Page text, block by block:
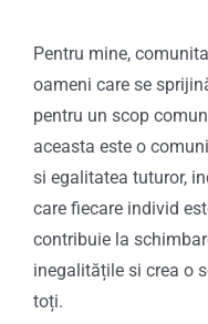
Pentru mine,
oameni care se
pentru un scop
aceasta este o
si egalitatea tuturor,
care fiecare individ
contribuie la
inegalitățile si crea o
toți.